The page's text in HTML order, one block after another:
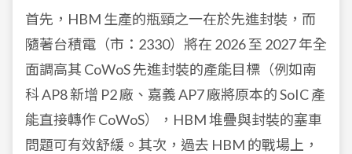
首先，HBM 生產的瓶頸之一在於先進封裝，而
隨著台積電（市：2330）將在 2026 至 2027 年全
面調高其 CoWoS 先進封裝的產能目標（例如南
科 AP8 新增 P2 廠、嘉義 AP7 廠將原本的 SoIC 產
能直接轉作 CoWoS），HBM 堆疊與封裝的塞車
問題可有效舒緩。其次，過去 HBM 的戰場上，